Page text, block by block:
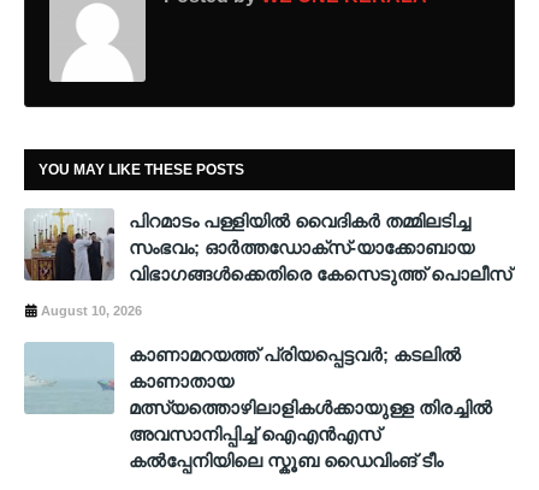
YOU MAY LIKE THESE POSTS
പിറമാടം പള്ളിയില്‍ വൈദികര്‍ തമ്മിലടിച്ച
സംഭവം; ഓര്‍ത്തഡോക്സ്-യാക്കോബായ
വിഭാഗങ്ങള്‍ക്കെതിരെ കേസെടുത്ത് പൊലീസ്
August 10, 2026
കാണാമറയത്ത് പ്രിയപ്പെട്ടവർ; കടലിൽ
കാണാതായ
മത്സ്യത്തൊഴിലാളികൾക്കായുള്ള തിരച്ചിൽ
അവസാനിപ്പിച്ച് ഐഎൻഎസ്
കൽപ്പേനിയിലെ സ്കൂബ ഡൈവിംങ് ടീം